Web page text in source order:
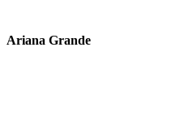
Ariana Grande